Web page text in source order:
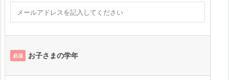
必須 お子さまの学年